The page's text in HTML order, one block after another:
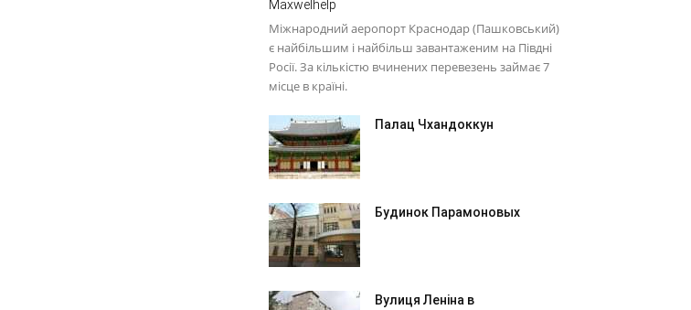
Maxwelhelp
Міжнародний аеропорт Краснодар (Пашковський)
є найбільшим і найбільш завантаженим на Півдні
Росії. За кількістю вчинених перевезень займає 7
місце в країні.
Палац Чхандоккун
Будинок Парамоновых
Вулиця Леніна в